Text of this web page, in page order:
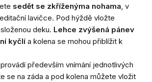
sedět se zkříženýma nohama, v
lavičce. Pod hýždě vložte
deku. Lehce zvýšená pánev
kyčlí a kolena se mohou přiblížit k
především vnímání jednotlivých
se na záda a pod kolena můžete vložit